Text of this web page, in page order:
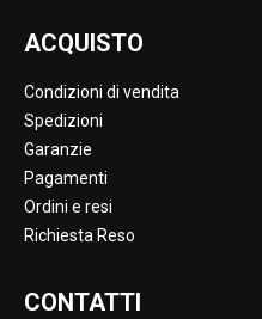
ACQUISTO
Condizioni di vendita
Spedizioni
Garanzie
Pagamenti
Ordini e resi
Richiesta Reso
CONTATTI